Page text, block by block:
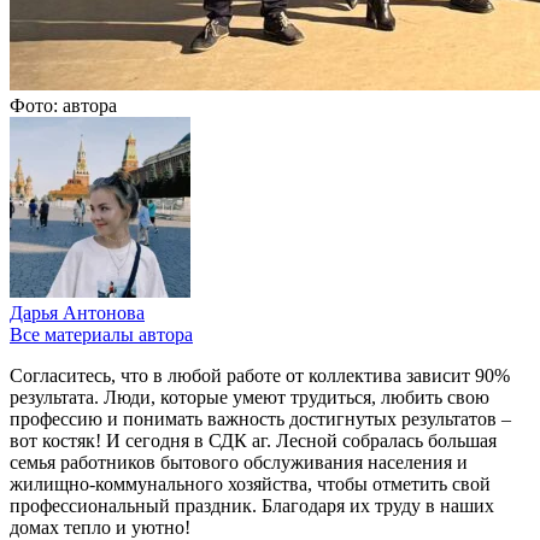
Фото: автора
Дарья Антонова
Все материалы автора
Согласитесь, что в любой работе от коллектива зависит 90%
результата. Люди, которые умеют трудиться, любить свою
профессию и понимать важность достигнутых результатов –
вот костяк! И сегодня в СДК аг. Лесной собралась большая
семья работников бытового обслуживания населения и
жилищно-коммунального хозяйства, чтобы отметить свой
профессиональный праздник. Благодаря их труду в наших
домах тепло и уютно!